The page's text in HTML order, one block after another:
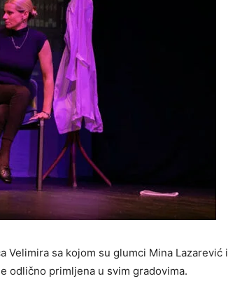
Velimira sa kojom su glumci Mina Lazarević i
odlično primljena u svim gradovima.